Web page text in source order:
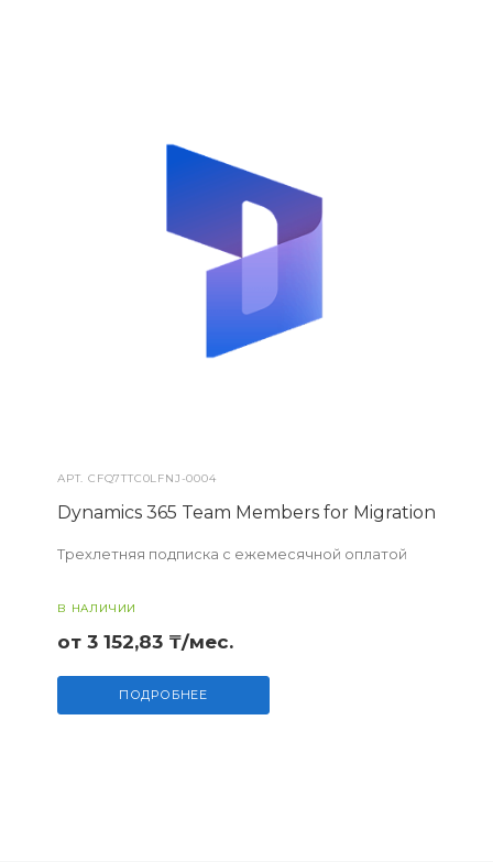
АРТ.CFQ7TTC0LFNJ-0004
Dynamics 365 Team Members for Migration
Трехлетняя подписка с ежемесячной оплатой
В НАЛИЧИИ
от 3 152,83 ₸/мес.
ПОДРОБНЕЕ